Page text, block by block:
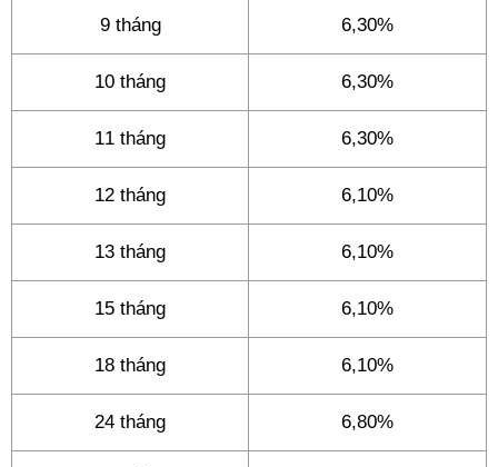
9 tháng 6,30%
10 tháng 6,30%
11 tháng 6,30%
12 tháng 6,10%
13 tháng 6,10%
15 tháng 6,10%
18 tháng 6,10%
24 tháng 6,80%